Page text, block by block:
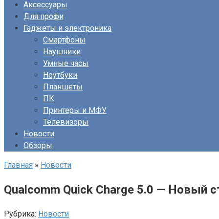
Аксессуары
Для профи
Гаджеты и электроника
Смартфоны
Наушники
Умные часы
Ноутбуки
Планшеты
ПК
Принтеры и МФУ
Телевизоры
Новости
Обзоры
Главная » Новости
Qualcomm Quick Charge 5.0 — Новый
Рубрика: Новости